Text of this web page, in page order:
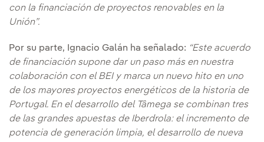
con la financiación de proyectos renovables en la
Unión”.
Por su parte, Ignacio Galán ha señalado: “Este acuerdo
de financiación supone dar un paso más en nuestra
colaboración con el BEI y marca un nuevo hito en uno
de los mayores proyectos energéticos de la historia de
Portugal. En el desarrollo del Tâmega se combinan tres
de las grandes apuestas de Iberdrola: el incremento de
potencia de generación limpia, el desarrollo de nueva